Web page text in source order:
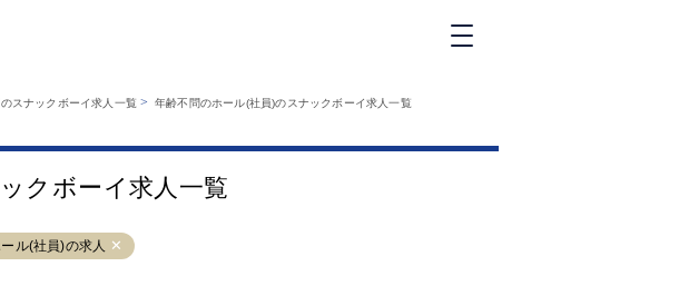
は？
スナックボーイ求人一覧 >年齢不問のホール(社員)のスナックボーイ求人一覧
クボーイ求人一覧
ル(社員)の求人
池袋
新橋
町 町田
五反田
赤羽